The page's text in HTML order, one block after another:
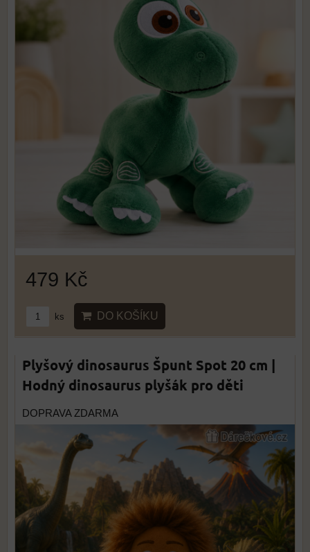
479 Kč
ks DO KOŠÍKU
Plyšový dinosaurus Špunt Spot 20 cm |
Hodný dinosaurus plyšák pro děti
DOPRAVA ZDARMA